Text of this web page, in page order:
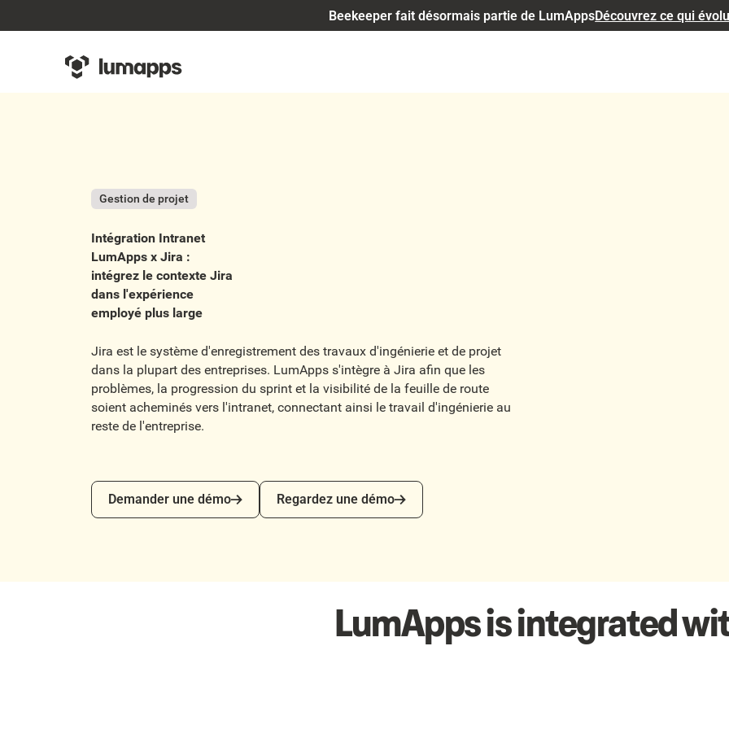
Beekeeper fait désormais partie de LumAppsDécouvrez ce qui
Gestion de projet
Intégration Intranet
LumApps x Jira :
intégrez le contexte Jira
dans l'expérience
employé plus large
Jira est le système d'enregistrement des travaux d'ingénierie et de projet
dans la plupart des entreprises. LumApps s'intègre à Jira afin que les
problèmes, la progression du sprint et la visibilité de la feuille de route
soient acheminés vers l'intranet, connectant ainsi le travail d'ingénierie au
reste de l'entreprise.
Demander une démo
Demander une démo
Regardez une démo
Regardez une démo
LumApps is integrated